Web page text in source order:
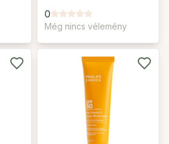
Hydrating Serum
0
Még nincs vélemény